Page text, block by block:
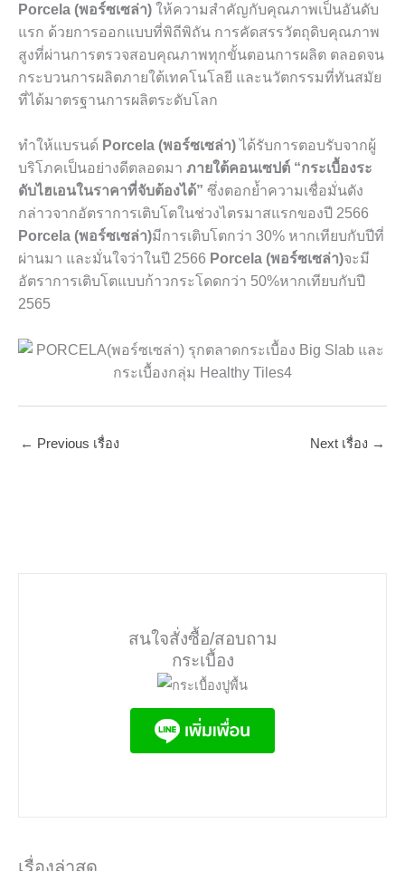
Porcela (พอร์ซเซล่า) ให้ความสำคัญกับคุณภาพเป็นอันดับ
แรก ด้วยการออกแบบที่พิถีพิถัน การคัดสรรวัตถุดิบคุณภาพ
สูงที่ผ่านการตรวจสอบคุณภาพทุกขั้นตอนการผลิต ตลอดจน
กระบวนการผลิตภายใต้เทคโนโลยี และนวัตกรรมที่ทันสมัย
ที่ได้มาตรฐานการผลิตระดับโลก
ทำให้แบรนด์ Porcela (พอร์ซเซล่า)ได้รับการตอบรับจากผู้
บริโภคเป็นอย่างดีตลอดมา ภายใต้คอนเซปต์ “กระเบื้องระ
ดับไฮเอนในราคาที่จับต้องได้” ซึ่งตอกย้ำความเชื่อมั่นดัง
กล่าวจากอัตราการเติบโตในช่วงไตรมาสแรกของปี 2566
Porcela (พอร์ซเซล่า)มีการเติบโตกว่า 30% หากเทียบกับปีที่
ผ่านมา และมั่นใจว่าในปี 2566 Porcela (พอร์ซเซล่า)จะมี
อัตราการเติบโตแบบก้าวกระโดดกว่า 50%หากเทียบกับปี
2565
← Previous เรื่อง Next เรื่อง →
สนใจสั่งซื้อ/สอบถาม
กระเบื้อง